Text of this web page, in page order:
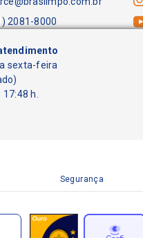
2081-8000
sexta-feira
17:48 h.
Segurança